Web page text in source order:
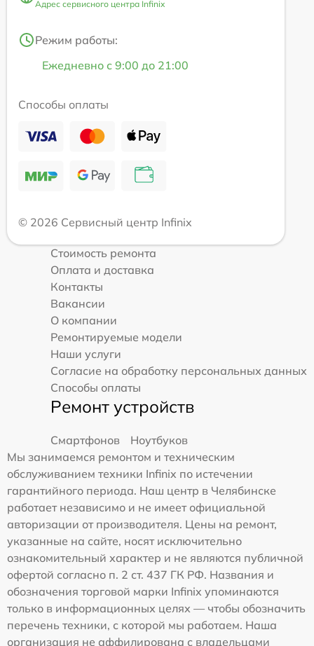
Адрес сервисного центра Infinix
Режим работы:
Ежедневно с 9:00 до 21:00
Способы оплаты
© 2026 Сервисный центр Infinix
Стоимость ремонта
Оплата и доставка
Контакты
Вакансии
О компании
Ремонтируемые модели
Наши услуги
Согласие на обработку персональных данных
Способы оплаты
Ремонт устройств
Смартфонов
Ноутбуков
Мы занимаемся ремонтом и техническим
обслуживанием техники Infinix по истечении
гарантийного периода. Наш центр в Челябинске
работает независимо и не имеет официальной
авторизации от производителя. Цены на ремонт,
указанные на сайте, носят исключительно
ознакомительный характер и не являются публичной
офертой согласно п. 2 ст. 437 ГК РФ. Названия и
обозначения торговой марки Infinix упоминаются
только в информационных целях — чтобы обозначить
перечень техники, с которой мы работаем. Наша
организация не аффилирована с владельцами